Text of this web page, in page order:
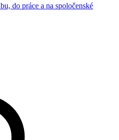
do práce a na spoločenské